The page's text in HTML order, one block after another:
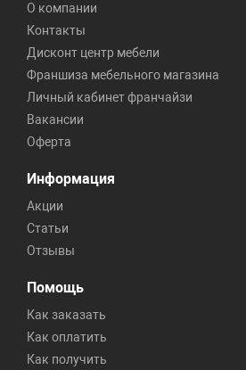
О компании
Контакты
Дисконт центр мебели
Франшиза мебельного магазина
Личный кабинет франчайзи
Вакансии
Оферта
Информация
Акции
Статьи
Отзывы
Помощь
Как заказать
Как оплатить
Как получить